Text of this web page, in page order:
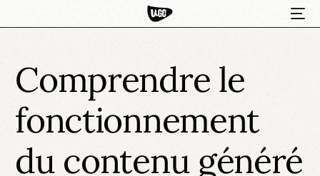
Comprendre le
fonctionnement
du contenu généré